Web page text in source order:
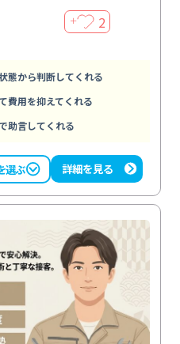
＋ 2
態から判断してくれる
費用を抑えてくれる
助言してくれる
選ぶ 詳細を見る